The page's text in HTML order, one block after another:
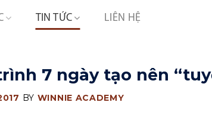
TIN TỨC LIÊN HỆ
7 ngày tạo nên
BY WINNIE ACADEMY